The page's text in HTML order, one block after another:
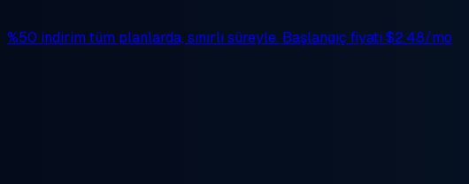
%50 indirim tüm planlarda, sınırlı süreyle. Başlangıç fiyatı $2.48/mo